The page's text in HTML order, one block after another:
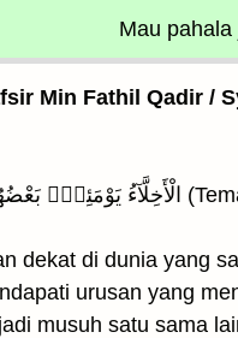
Mau pahala
Min Fathil Qadir /
dekat di dunia yang
urusan yang
musuh satu sama